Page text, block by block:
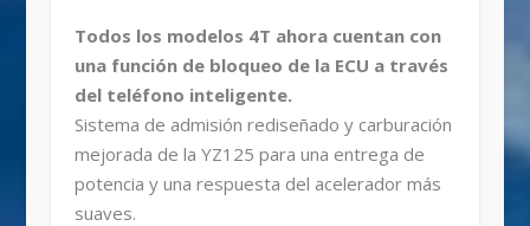
Todos los modelos 4T ahora cuentan con
una función de bloqueo de la ECU a través
del teléfono inteligente.
Sistema de admisión rediseñado y carburación
mejorada de la YZ125 para una entrega de
potencia y una respuesta del acelerador más
suaves.